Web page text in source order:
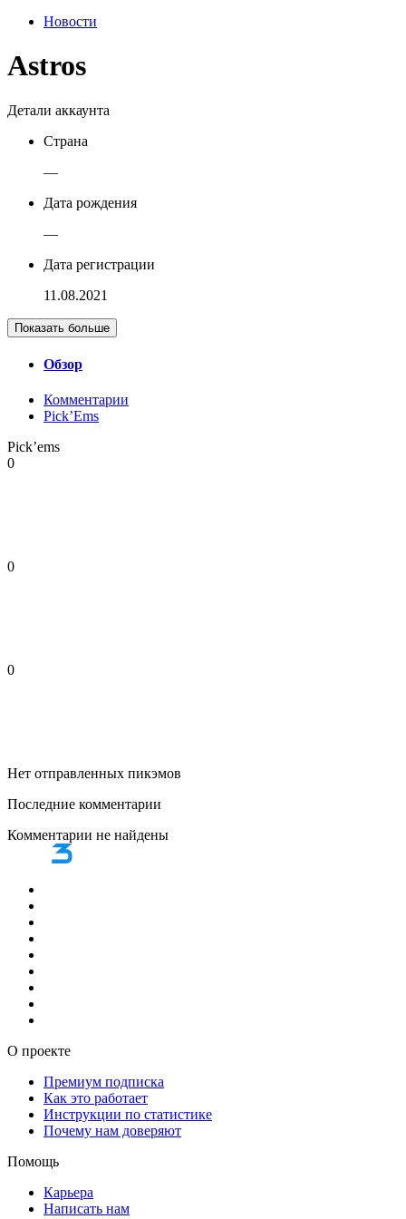
Новости
Astros
Детали аккаунта
Страна
—
Дата рождения
—
Дата регистрации
11.08.2021
Показать больше
Обзор
Комментарии
Pick’Ems
Pick’ems
0
0
0
Нет отправленных пикэмов
Последние комментарии
Комментарии не найдены
О проекте
Премиум подписка
Как это работает
Инструкции по статистике
Почему нам доверяют
Помощь
Карьера
Написать нам